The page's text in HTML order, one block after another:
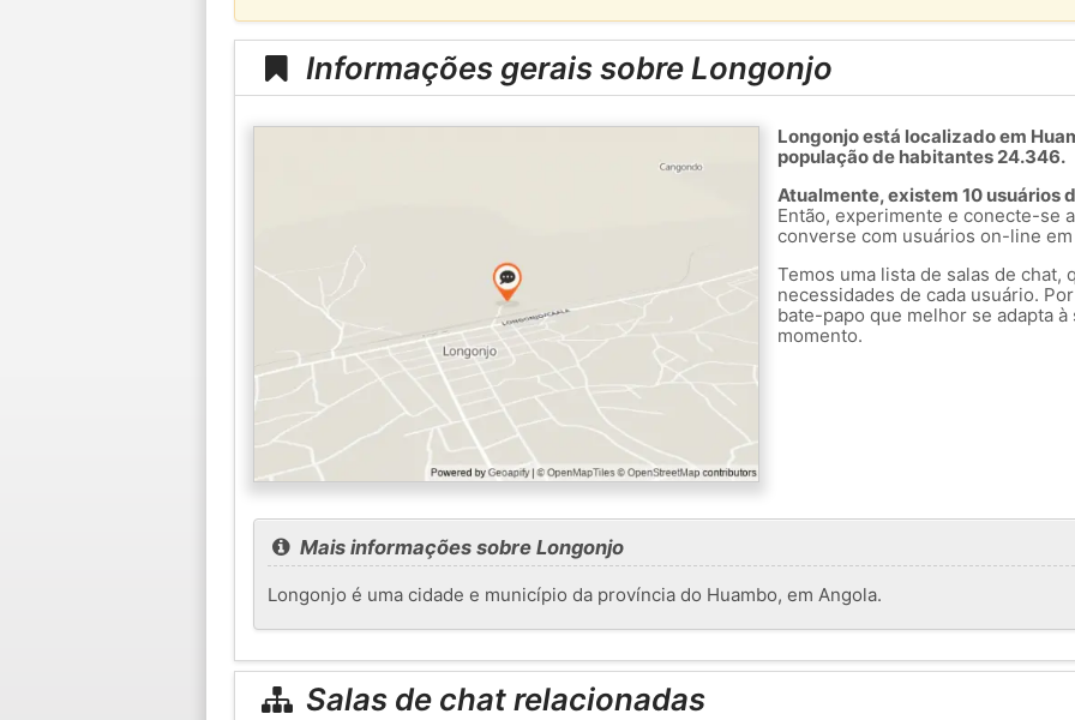
Informações gerais sobre Longonjo
Longonjo está localizado em
população de habitantes 24.346.
Atualmente, existem 10 usuários
Então, experimente e conecte-se
converse com usuários on-line
Temos uma lista de salas de chat,
necessidades de cada usuário.
bate-papo que melhor se adapta
momento.
Mais informações sobre Longonjo
Longonjo é uma cidade e município da província do Huambo, em Angola.
Salas de chat relacionadas